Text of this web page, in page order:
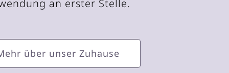
an erster Stelle.
über unser Zuhause